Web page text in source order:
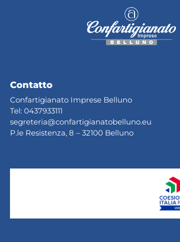
Contatto
Confartigianato Imprese Belluno
Tel: 0437933111
segreteria@confartigianatobelluno.eu
P.le Resistenza, 8 – 32100 Belluno